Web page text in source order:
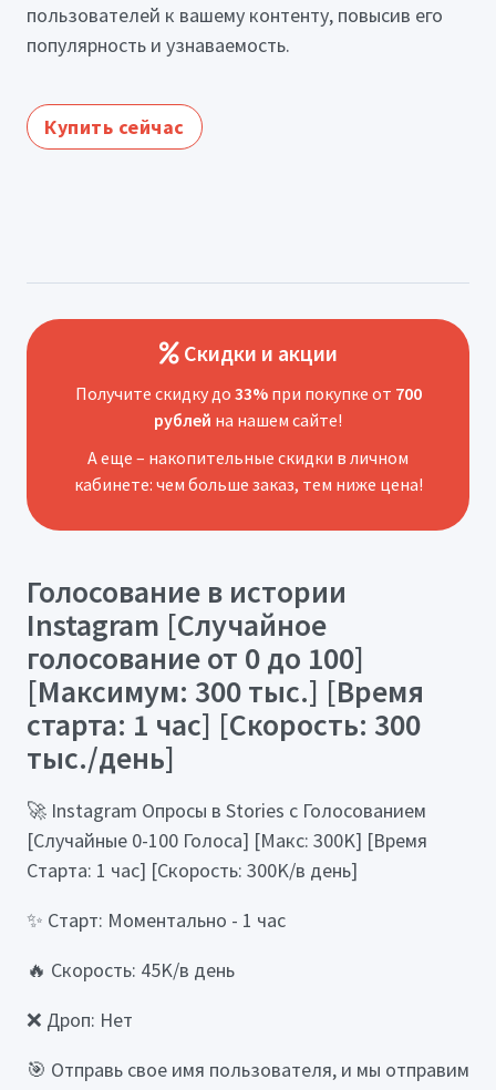
пользователей к вашему контенту, повысив его
популярность и узнаваемость.
Купить сейчас
Скидки и акции
Получите скидку до 33%при покупке от 700
рублей на нашем сайте!
А еще – накопительные скидки в личном
кабинете: чем больше заказ, тем ниже цена!
Голосование в истории
Instagram [Случайное
голосование от 0 до 100]
[Максимум: 300 тыс.] [Время
старта: 1 час] [Скорость: 300
тыс./день]
🚀 Instagram Опросы в Stories с Голосованием
[Случайные 0-100 Голоса] [Макс: 300K] [Время
Старта: 1 час] [Скорость: 300K/в день]
✨ Старт: Моментально - 1 час
🔥 Скорость: 45K/в день
❌ Дроп: Нет
🎯 Отправь свое имя пользователя, и мы отправим